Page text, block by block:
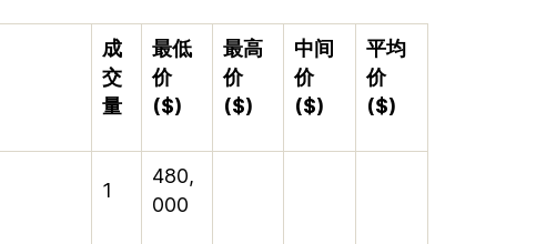
成
交
量
最低
价
($)
最高
价
($)
中间
价
($)
平均
价
($)
1
480,
000